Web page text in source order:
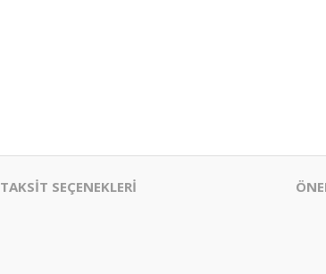
TAKSİT SEÇENEKLERİ